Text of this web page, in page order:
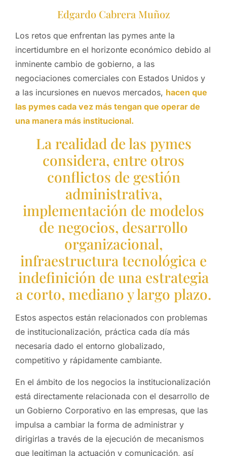
Edgardo Cabrera Muñoz
Los retos que enfrentan las pymes ante la
incertidumbre en el horizonte económico debido al
inminente cambio de gobierno, a las
negociaciones comerciales con Estados Unidos y
a las incursiones en nuevos mercados, hacen que
las pymes cada vez más tengan que operar de
una manera más institucional.
La realidad de las pymes
considera, entre otros
conflictos de gestión
administrativa,
implementación de modelos
de negocios, desarrollo
organizacional,
infraestructura tecnológica e
indefinición de una estrategia
a corto, mediano y largo plazo.
Estos aspectos están relacionados con problemas
de institucionalización, práctica cada día más
necesaria dado el entorno globalizado,
competitivo y rápidamente cambiante.
En el ámbito de los negocios la institucionalización
está directamente relacionada con el desarrollo de
un Gobierno Corporativo en las empresas, que las
impulsa a cambiar la forma de administrar y
dirigirlas a través de la ejecución de mecanismos
que legitiman la actuación y comunicación, así